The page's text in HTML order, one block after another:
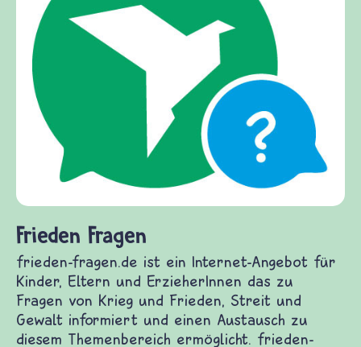
Frieden Fragen
frieden-fragen.de ist ein Internet-Angebot für
Kinder, Eltern und ErzieherInnen das zu
Fragen von Krieg und Frieden, Streit und
Gewalt informiert und einen Austausch zu
diesem Themenbereich ermöglicht. frieden-